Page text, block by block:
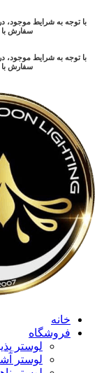
با توجه به شرایط
سفارش
با توجه به شرایط
سفارش
خانه
فروشگاه
لوستر
لوستر